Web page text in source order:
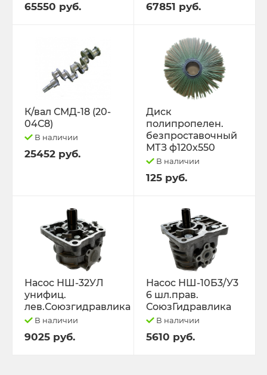
65550 руб. 67851 руб.
К/вал СМД-18 (20-
04С8)
В наличии
25452 руб.
Диск
полипропелен.
безпроставочный
МТЗ ф120х550
В наличии
125 руб.
Насос НШ-32УЛ
унифиц.
лев.Союзгидравлика
В наличии
9025 руб.
Насос НШ-10Б3/У3
6 шл.прав.
СоюзГидравлика
В наличии
5610 руб.